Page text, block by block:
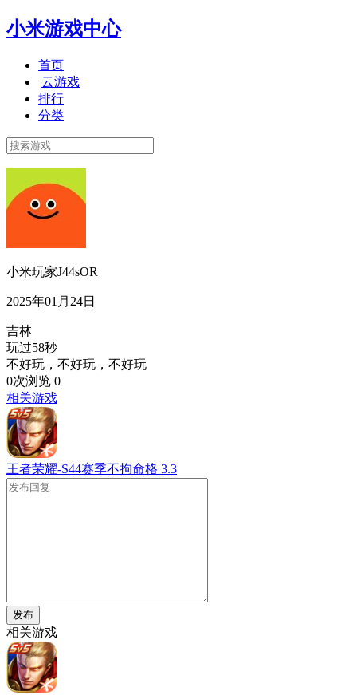
小米游戏中心
首页
云游戏
排行
分类
小米玩家J44sOR
2025年01月24日
吉林
玩过58秒
不好玩，不好玩，不好玩
0次浏览 0
相关游戏
王者荣耀-S44赛季不拘命格 3.3
发布
相关游戏